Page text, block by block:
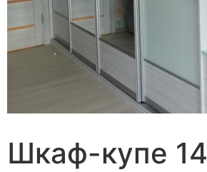
Шкаф-купе 14